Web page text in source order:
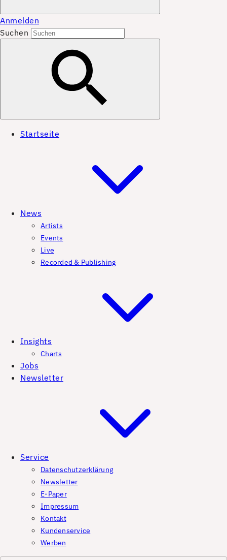
Anmelden
Suchen
Startseite
News
Artists
Events
Live
Recorded & Publishing
Insights
Charts
Jobs
Newsletter
Service
Datenschutzerklärung
Newsletter
E-Paper
Impressum
Kontakt
Kundenservice
Werben